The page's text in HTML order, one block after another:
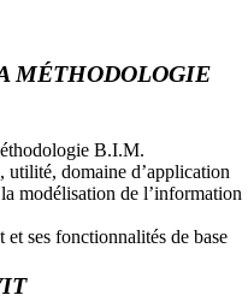
MÉTHODOLOGIE
B.I.M.
domaine d’application
modélisation de l’information
ses fonctionnalités de base